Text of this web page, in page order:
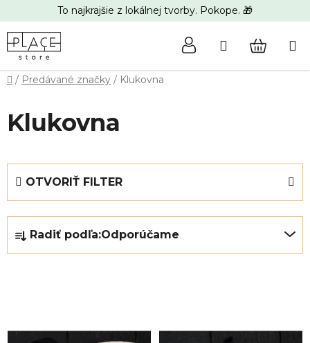
na
obsah
To najkrajšie z lokálnej tvorby. Pokope. 🎁
Hľadať
Domov
/ Predávané značky / Klukovna
Klukovna
OTVORIŤ FILTER
R
a
d
e
Radiť podľa:Odporúčame
p